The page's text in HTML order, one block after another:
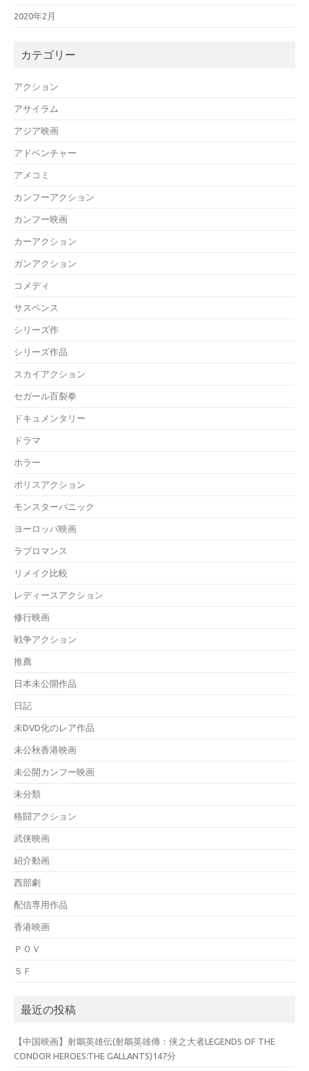
2020年2月
カテゴリー
アクション
アサイラム
アジア映画
アドベンチャー
アメコミ
カンフーアクション
カンフー映画
カーアクション
ガンアクション
コメディ
サスペンス
シリーズ作
シリーズ作品
スカイアクション
セガール百裂拳
ドキュメンタリー
ドラマ
ホラー
ポリスアクション
モンスターパニック
ヨーロッパ映画
ラブロマンス
リメイク比較
レディースアクション
修行映画
戦争アクション
推薦
日本未公開作品
日記
未DVD化のレア作品
未公秋香港映画
未公開カンフー映画
未分類
格闘アクション
武侠映画
紹介動画
西部劇
配信専用作品
香港映画
ＰＯＶ
ＳＦ
最近の投稿
【中国映画】射鵰英雄伝(射鵰英雄傳：侠之大者LEGENDS OF THE
CONDOR HEROES:THE GALLANTS)147分